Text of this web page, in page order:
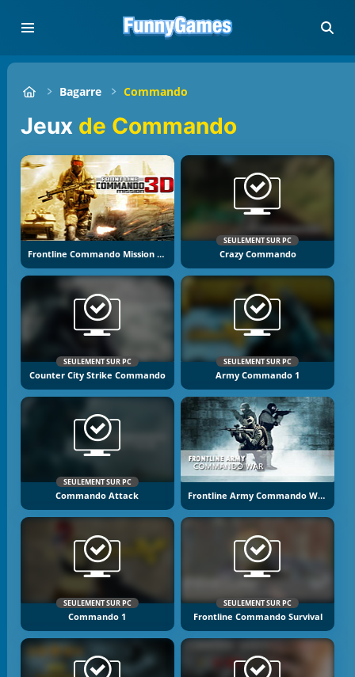
Bagarre Commando
Jeux de Commando
Frontline Commando Mission 3D
SEULEMENT SUR PC
Crazy Commando
SEULEMENT SUR PC
Counter City Strike Commando
SEULEMENT SUR PC
Army Commando 1
SEULEMENT SUR PC
Commando Attack Frontline Army Commando War
SEULEMENT SUR PC
Commando 1
SEULEMENT SUR PC
Frontline Commando Survival